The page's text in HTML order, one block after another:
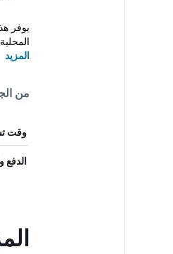
المزيد
من
وقت
الدفع